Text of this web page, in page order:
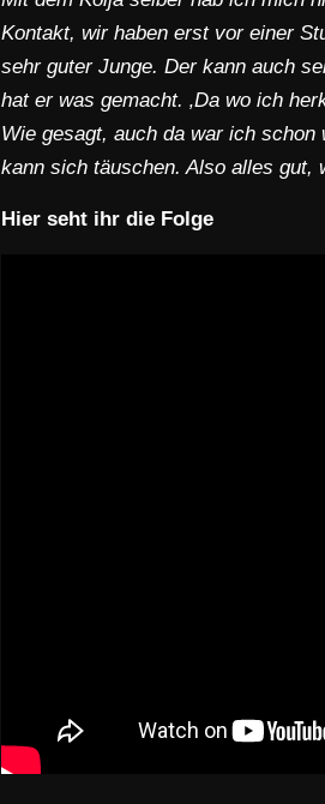
Kontakt, wir haben erst vor einer
sehr guter Junge. Der kann auch
hat er was gemacht. ‚Da wo ich
Wie gesagt, auch da war ich
kann sich täuschen. Also alles gut,
Hier seht ihr die Folge